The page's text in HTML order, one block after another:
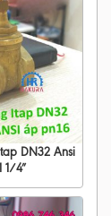
DN32 Ansi
1/4″